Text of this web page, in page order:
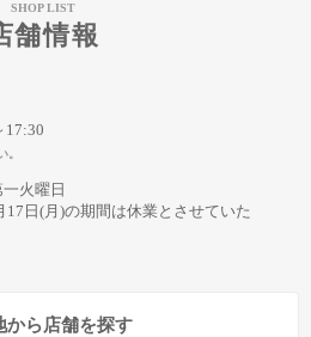
SHOP LIST
舗情報
17:30
。
火曜日
17日(月)の期間は休業とさせていた
から店舗を探す